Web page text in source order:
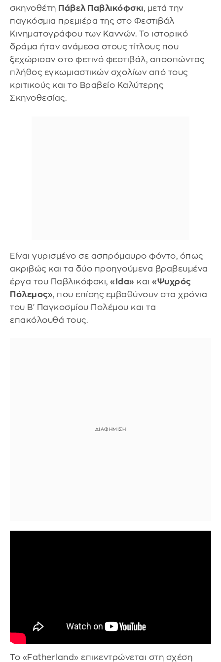
σκηνοθέτη Πάβελ Παβλικόφσκι, μετά την
παγκόσμια πρεμιέρα της στο Φεστιβάλ
Κινηματογράφου των Καννών. Το ιστορικό
δράμα ήταν ανάμεσα στους τίτλους που
ξεχώρισαν στο φετινό φεστιβάλ, αποσπώντας
πλήθος εγκωμιαστικών σχολίων από τους
κριτικούς και το Βραβείο Καλύτερης
Σκηνοθεσίας.
Eίναι γυρισμένο σε ασπρόμαυρο φόντο, όπως
ακριβώς και τα δύο προηγούμενα βραβευμένα
έργα του Παβλικόφσκι, «Ida» και «Ψυχρός
Πόλεμος», που επίσης εμβαθύνουν στα χρόνια
του Β' Παγκοσμίου Πολέμου και τα
επακόλουθά τους.
Το «Fatherland» επικεντρώνεται στη σχέση